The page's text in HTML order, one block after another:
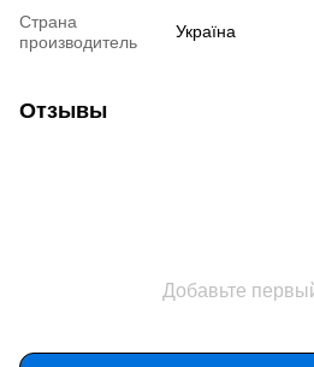
Страна
производитель
Україна
Отзывы
Добавьте